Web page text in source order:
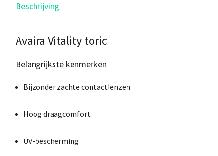
Beschrijving
Avaira Vitality toric
Belangrijkste kenmerken
Bijzonder zachte contactlenzen
Hoog draagcomfort
UV-bescherming